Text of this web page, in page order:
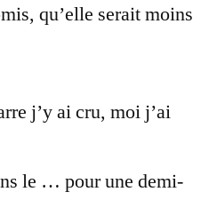
qu’elle serait moins
j’y ai cru, moi j’ai
le … pour une demi-